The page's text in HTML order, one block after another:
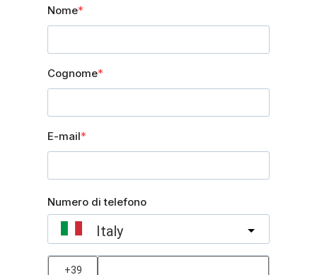
Nome
Cognome
E-mail
Numero di telefono
Italy